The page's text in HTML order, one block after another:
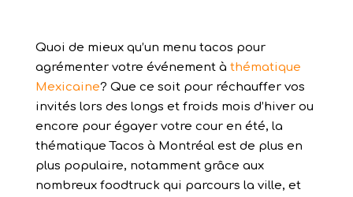
Quoi de mieux qu’un menu tacos pour
agrémenter votre événement à thématique
Mexicaine? Que ce soit pour réchauffer vos
invités lors des longs et froids mois d’hiver ou
encore pour égayer votre cour en été, la
thématique Tacos à Montréal est de plus en
plus populaire, notamment grâce aux
nombreux foodtruck qui parcours la ville, et